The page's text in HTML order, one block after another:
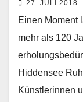
27. JULI 2018
Einen Moment
mehr als 120
Hiddensee
Künstlerinnen